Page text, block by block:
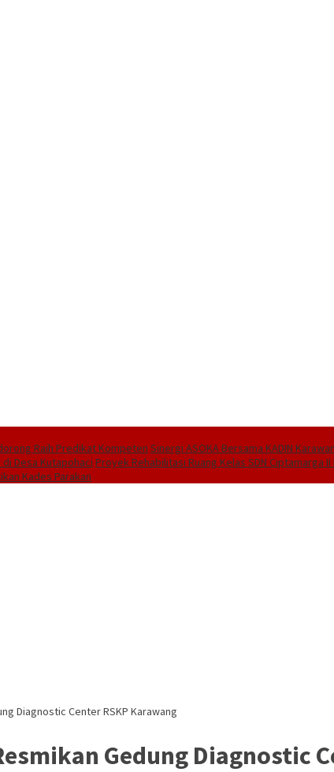
Raih Predikat Kompeten Sinergi ASOKA Bersama KADIN
Desa Kutapohaci Proyek Rehabilitasi Ruang Kelas SDN Ciptamarga
Kades Parakan
Diagnostic Center RSKP Karawang
Gedung Diagnostic